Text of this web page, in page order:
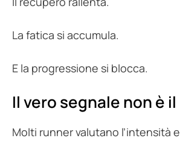
La fatica si accumula.
E la progressione si blocca.
Il vero segnale non è
Molti runner valutano l’intensità